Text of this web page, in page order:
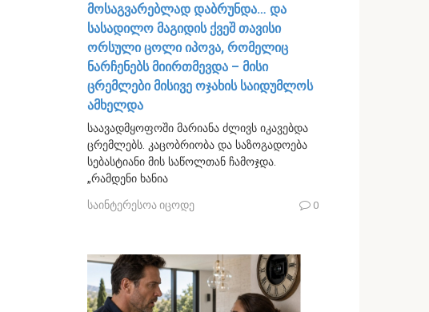
მოსაგვარებლად დაბრუნდა… და
სასადილო მაგიდის ქვეშ თავისი
ორსული ცოლი იპოვა, რომელიც
ნარჩენებს მიირთმევდა – მისი
ცრემლები მისივე ოჯახის საიდუმლოს
ამხელდა
საავადმყოფოში მარიანა ძლივს იკავებდა
ცრემლებს. კაცობრიობა და საზოგადოება
სებასტიანი მის საწოლთან ჩამოჯდა.
„რამდენი ხანია
საინტერესოა იცოდე 0